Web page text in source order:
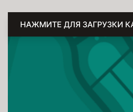
НАЖМИТЕ ДЛЯ ЗАГРУЗКИ